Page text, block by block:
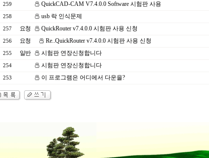
259 QuickCAD-CAM V7.4.0.0 Software 시험판 사용
258 usb 락 인식문제
257 요청 QuickRouter v7.4.0.0 시험판 사용 신청
256 요청 Re..QuickRouter v7.4.0.0 시험판 사용 신청
255 일반 시험판 연장신청합니다
254 시험판 연장신청합니다
253 이 프로그램은 어디에서 다운을?